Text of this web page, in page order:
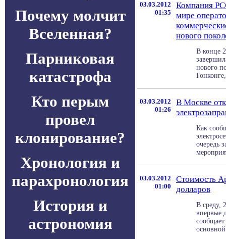
Почему молчит
Вселенная?
Парниковая
катастрофа
Кто перым
провел
клонирование?
Хронология и
парахронология
История и
астрономия
03.03.2012
01:35
Компания
мире
нового
В конце
нового
03.03.2012
01:26
В Москве
Как
очередь
03.03.2012
01:00
Стоимость
долларов
В среду,
впервые